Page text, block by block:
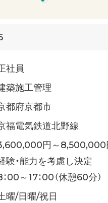
社員
築施工管理
都府京都市
福電気鉄道北野線
円～
験・能力を考慮し決定
：00～17：00（休憩60分）
曜/日曜/祝日